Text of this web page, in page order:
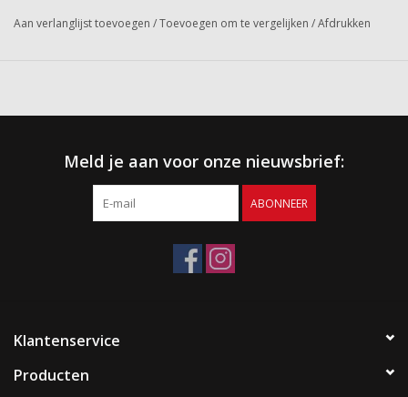
Aan verlanglijst toevoegen /Toevoegen om te vergelijken /Afdrukken
Meld je aan voor onze nieuwsbrief:
ABONNEER
Klantenservice
Producten